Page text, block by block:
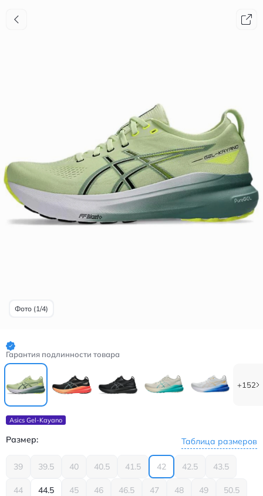
Фото (1/4)
Гарантия подлинности товара
+152
Asics Gel-Kayano
Размер: Таблица размеров
39 39.5 40 40.5 41.5 42 42.5 43.5
44 44.5 45 46 46.5 47 48 49 50.5